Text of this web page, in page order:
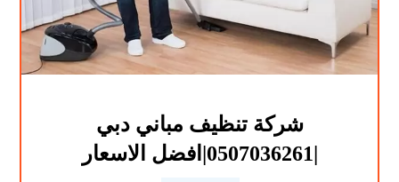
شركة تنظيف مباني دبي
|0507036261|افضل الاسعار